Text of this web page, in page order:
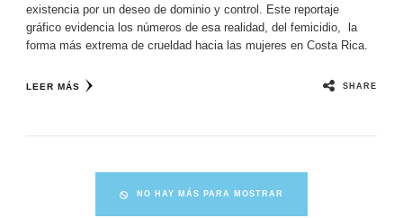
existencia por un deseo de dominio y control. Este reportaje
gráfico evidencia los números de esa realidad, del femicidio, la
forma más extrema de crueldad hacia las mujeres en Costa Rica.
LEER MÁS SHARE
NO HAY MÁS PARA MOSTRAR